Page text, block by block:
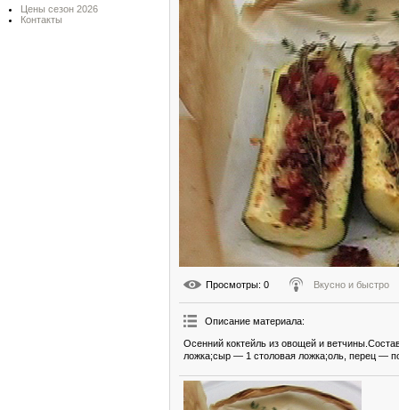
Цены сезон 2026
Контакты
Просмотры: 0 Вкусно и быстро
Описание материала:
Осенний коктейль из овощей и
ложка;сыр — 1 столовая ложка;оль, перец —